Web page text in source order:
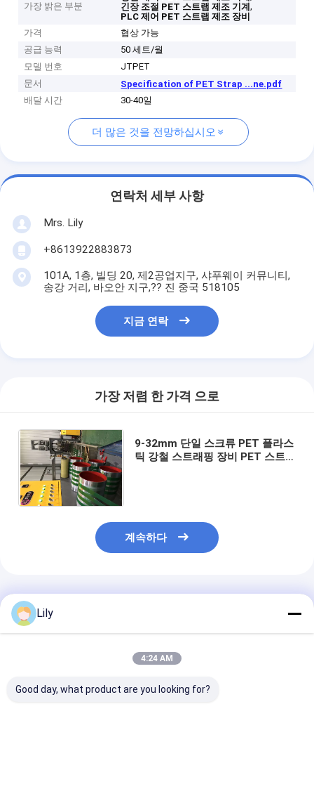
가장 밝은 부분
긴장 조절 PET 스트랩 제조 기계,
PLC 제어 PET 스트랩 제조 장비
가격
협상 가능
공급 능력
50 세트/월
모델 번호
JTPET
문서
Specification of PET Strap ...ne.pdf
배달 시간
30-40일
더 많은 것을 전망하십시오
연락처 세부 사항
Mrs. Lily
+8613922883873
101A, 1층, 빌딩 20, 제2공업지구, 샤푸웨이 커뮤니티,
송강 거리, 바오안 지구,?? 진 중국 518105
지금 연락
가장 저렴 한 가격 으로
9-32mm 단일 스크류 PET 플라스
틱 강철 스트래핑 장비 PET 스트
계속하다
추천된 제품
Lily
4:24 AM
Good day, what product are you looking for?